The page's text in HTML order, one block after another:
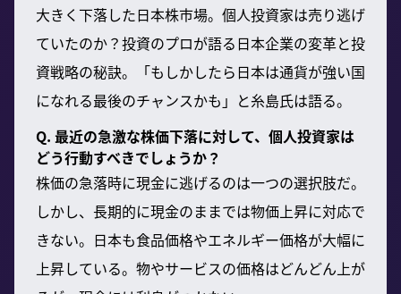
大きく下落した日本株市場。個人投資家は売り逃げ
ていたのか？投資のプロが語る日本企業の変革と投
資戦略の秘訣。「もしかしたら日本は通貨が強い国
になれる最後のチャンスかも」と糸島氏は語る。
Q. 最近の急激な株価下落に対して、個人投資家は
どう行動すべきでしょうか？
株価の急落時に現金に逃げるのは一つの選択肢だ。
しかし、長期的に現金のままでは物価上昇に対応で
きない。日本も食品価格やエネルギー価格が大幅に
上昇している。物やサービスの価格はどんどん上が